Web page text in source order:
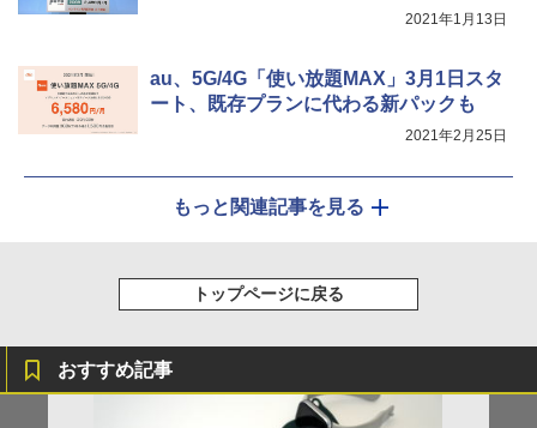
2021年1月13日
au、5G/4G「使い放題MAX」3月1日スタ
ート、既存プランに代わる新パックも
2021年2月25日
もっと関連記事を見る
トップページに戻る
おすすめ記事